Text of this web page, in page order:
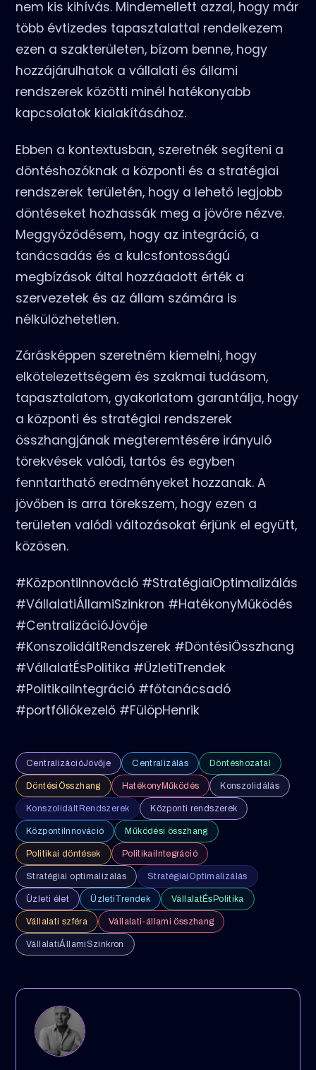
nem kis kihívás. Mindemellett azzal, hogy már
több évtizedes tapasztalattal rendelkezem
ezen a szakterületen, bízom benne, hogy
hozzájárulhatok a vállalati és állami
rendszerek közötti minél hatékonyabb
kapcsolatok kialakításához.
Ebben a kontextusban, szeretnék segíteni a
döntéshozóknak a központi és a stratégiai
rendszerek területén, hogy a lehető legjobb
döntéseket hozhassák meg a jövőre nézve.
Meggyőződésem, hogy az integráció, a
tanácsadás és a kulcsfontosságú
megbízások által hozzáadott érték a
szervezetek és az állam számára is
nélkülözhetetlen.
Zárásképpen szeretném kiemelni, hogy
elkötelezettségem és szakmai tudásom,
tapasztalatom, gyakorlatom garantálja, hogy
a központi és stratégiai rendszerek
összhangjának megteremtésére irányuló
törekvések valódi, tartós és egyben
fenntartható eredményeket hozzanak. A
jövőben is arra törekszem, hogy ezen a
területen valódi változásokat érjünk el együtt,
közösen.
#KözpontiInnováció #StratégiaiOptimalizálás
#VállalatiÁllamiSzinkron #HatékonyMűködés
#CentralizációJövője
#KonszolidáltRendszerek #DöntésiÖsszhang
#VállalatÉsPolitika #ÜzletiTrendek
#PolitikaiIntegráció #főtanácsadó
#portfóliókezelő #FülöpHenrik
CentralizációJövője Centralizálás Döntéshozatal
DöntésiÖsszhang HatékonyMűködés Konszolidálás
KonszolidáltRendszerek Központi rendszerek
KözpontiInnováció Működési összhang
Politikai döntések PolitikaiIntegráció
Stratégiai optimalizálás StratégiaiOptimalizálás
Üzleti élet ÜzletiTrendek VállalatÉsPolitika
Vállalati szféra Vállalati-állami összhang
VállalatiÁllamiSzinkron